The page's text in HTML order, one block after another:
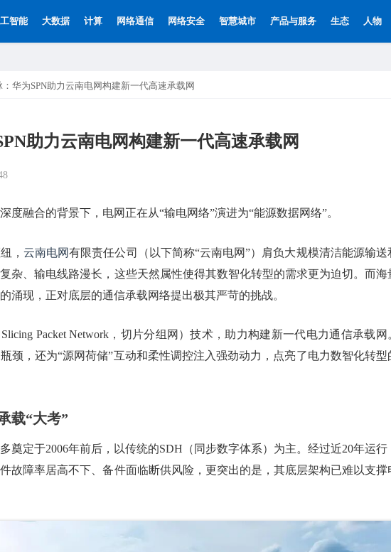
智能 大数据 计算 网络通信 网络安全 智慧城市 产品与服务 生态 人物
华为SPN助力云南电网构建新一代高速承载网
助力云南电网构建新一代高速承载网
度融合的背景下，电网正在从“输电网络”演进为“能源数据网络”。
， 云南电网有限责任公司（以下简称“云南电网”）肩负大规模清洁能源输送
杂、输电线路漫长，这些天然属性使得其数智化转型的需求更为迫切。而海
涌现，正对底层的通信承载网络提出极其严苛的挑战。
Slicing Packet Network，切片分组网）技术，助力构建新一代电力通信承载网
颈，还为“源网荷储”互动和柔性调控注入强劲动力，点亮了电力数智化转型
载“大考”
奠定于2006年前后，以传统的SDH（同步数字体系）为主。经过近20年运行
故障率居高不下、备件面临断供风险，更突出的是，其底层架构已难以支撑